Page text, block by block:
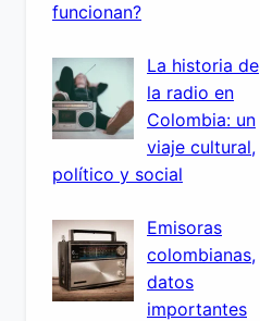
funcionan?
La historia de
la radio en
Colombia: un
viaje cultural,
político y social
Emisoras
colombianas,
datos
importantes